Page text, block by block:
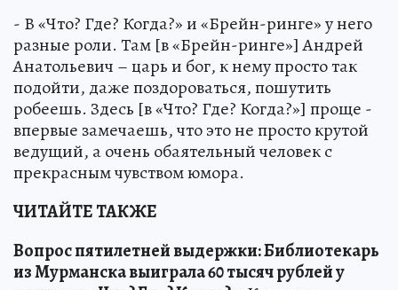
- В «Что? Где? Когда?» и «Брейн-ринге» у него
разные роли. Там [в «Брейн-ринге»] Андрей
Анатольевич – царь и бог, к нему просто так
подойти, даже поздороваться, пошутить
робеешь. Здесь [в «Что? Где? Когда?»] проще -
впервые замечаешь, что это не просто крутой
ведущий, а очень обаятельный человек с
прекрасным чувством юмора.
ЧИТАЙТЕ ТАКЖЕ
Вопрос пятилетней выдержки: Библиотекарь
из Мурманска выиграла 60 тысяч рублей у